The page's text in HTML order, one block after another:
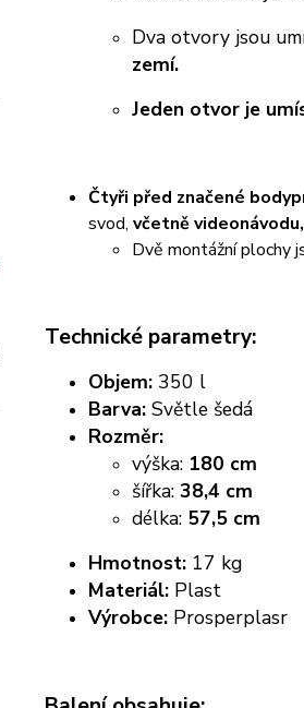
Dva otvory jsou
zemí.
Jeden otvor je
Čtyři před značené body
svod, včetně videonávodu,
Dvě montážní plochy
Technické parametry:
Objem: 350 l
Barva:Světle šedá
Rozměr:
výška: 180 cm
šířka: 38,4 cm
délka: 57,5 cm
Hmotnost:17 kg
Materiál:Plast
Výrobce:Prosperplasr